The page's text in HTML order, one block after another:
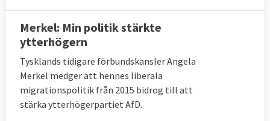
Merkel: Min politik stärkte
ytterhögern
Tysklands tidigare förbundskansler Angela
Merkel medger att hennes liberala
migrationspolitik från 2015 bidrog till att
stärka ytterhögerpartiet AfD.